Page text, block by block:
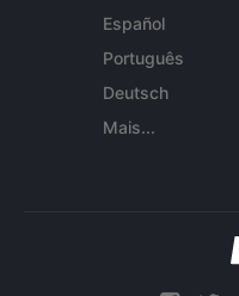
Español
Português
Deutsch
Mais...